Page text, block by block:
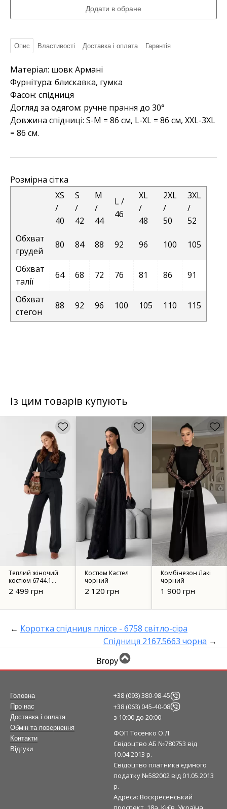
Опис Властивості Доставка і оплата Гарантія
Матеріал: шовк Армані
Фурнітура: блискавка, гумка
Фасон: спідниця
Догляд за одягом: ручне прання до 30°
Довжина спідниці: S-M = 86 см, L-XL = 86 см, XXL-3XL
= 86 см.
Розмірна сітка
XS
/
40
S
/
42
M
/
44
L /
46
XL
/
48
2XL
/
50
3XL
/
52
Обхват
грудей
80 84 88 92 96 100 105
Обхват
талії
64 68 72 76 81 86 91
Обхват
стегон
88 92 96 100 105 110 115
Із цим товарів купують
Теплий жіночий
костюм 6744.1
чорний
2 499 грн
Костюм Кастел
чорний
2 120 грн
Комбінезон Лакі
чорний
1 900 грн
← Коротка спідниця пліссе - 6758 світло-сіра
Спідниця 2167.5663 чорна →
Вгору
Головна
Про нас
Доставка і оплата
Обмін та повернення
Контакти
Відгуки
+38 (093) 380-98-45
+38 (063) 045-40-08
з 10:00 до 20:00
ФОП Тосенко О.Л.
Свідоцтво АБ №780753 від
10.04.2013 р.
Свідоцтво платника єдиного
податку №582002 від 01.05.2013
р.
Адреса: Воскресенський